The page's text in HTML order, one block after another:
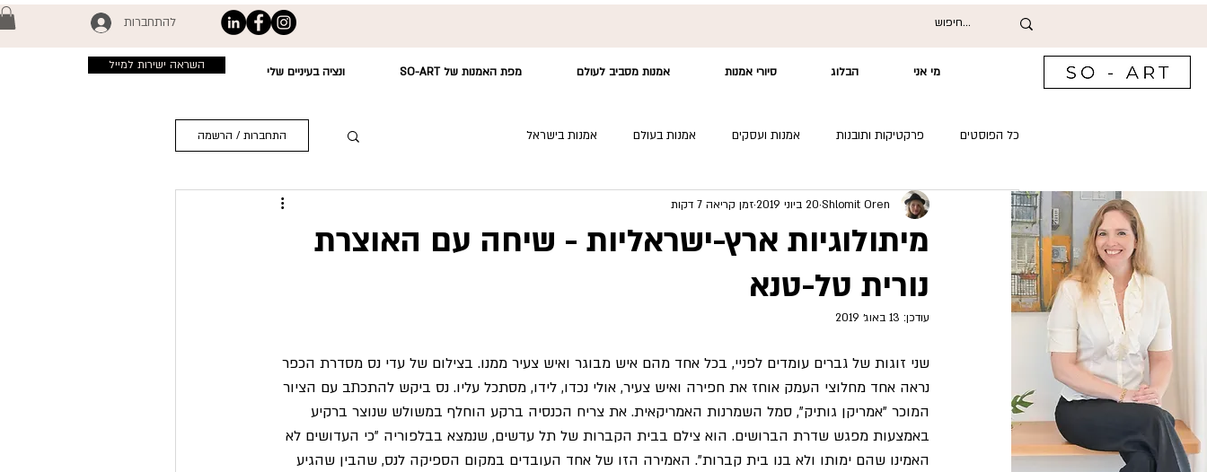
להתחברות
מי אני הבלוג סיורי אמנות אמנות מסביב לעולם מפת האמנות של SO-ART ונציה בעיניים שלי השראה ישירות למייל
כל הפוסטים פרקטיקות ותובנות אמנות ועסקים אמנות בעולם אמנות בישראל
שיחות עם אמנים ואוצרים
התחברות / הרשמה
מיתולוגיות ארץ-ישראליות - שיחה עם האוצרת
נורית טל-טנא
Shlomit Oren 20 ביוני 2019 זמן קריאה 7 דקות
עודכן: 13 באוג׳ 2019
שני זוגות של גברים עומדים לפניי, בכל אחד מהם איש מבוגר ואיש צעיר ממנו. בצילום של עדי נס מסדרת הכפר
נראה אחד מחלוצי העמק אוחז את חפירה ואיש צעיר, אולי נכדו, לידו, מסתכל עליו. נס ביקש להתכתב עם הציור
המוכר "אמריקן גותיק", סמל השמרנות האמריקאית. את צריח הכנסיה ברקע הוחלף במשולש שנוצר ברקיע
באמצעות מפגש שדרת הברושים. הוא צילם בבית הקברות של תל עדשים, שנמצא בבלפוריה "כי העדושים לא
האמינו שהם ימותו ולא בנו בית קברות". האמירה הזו של אחד העובדים במקום הספיקה לנס, שהבין שהגיע